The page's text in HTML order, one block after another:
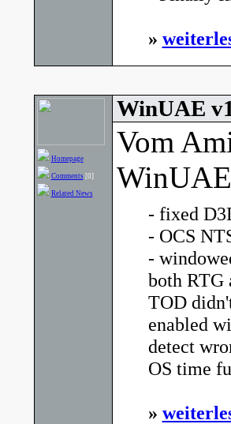
»
Homepage
Comments [0]
Related News
WinUAE
Vom
- fixed
- OCS
-
both RTG
TOD
enabled
detect
OS time
»